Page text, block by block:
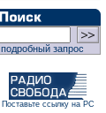
подробный запрос
Поставьте ссылку на РС